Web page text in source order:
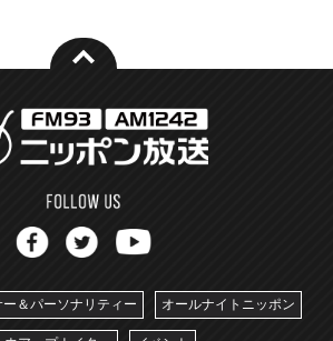
ー＆パーソナリティー オールナイトニッポン